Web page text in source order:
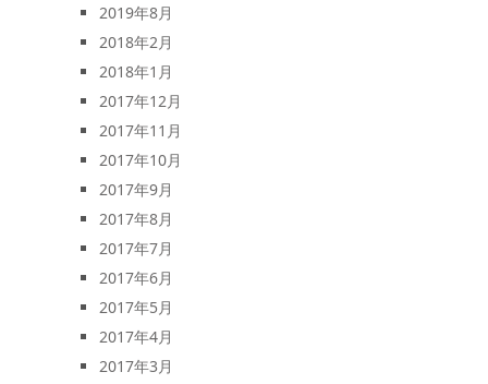
2019年8月
2018年2月
2018年1月
2017年12月
2017年11月
2017年10月
2017年9月
2017年8月
2017年7月
2017年6月
2017年5月
2017年4月
2017年3月